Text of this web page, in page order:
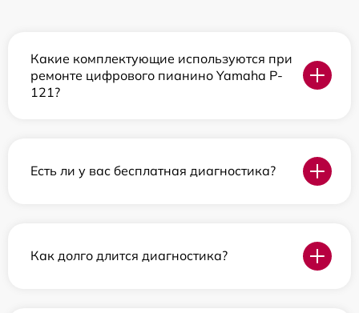
Какие комплектующие используются при
ремонте цифрового пианино Yamaha P-
121?
Есть ли у вас бесплатная диагностика?
Как долго длится диагностика?